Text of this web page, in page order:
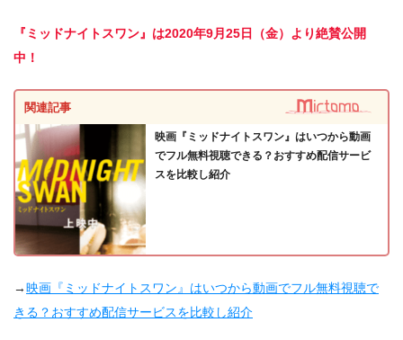
『ミッドナイトスワン』は2020年9月25日（金）より絶賛公開
中！
関連記事
映画『ミッドナイトスワン』はいつから動画
でフル無料視聴できる？おすすめ配信サービ
スを比較し紹介
→映画『ミッドナイトスワン』はいつから動画でフル無料視聴で
きる？おすすめ配信サービスを比較し紹介